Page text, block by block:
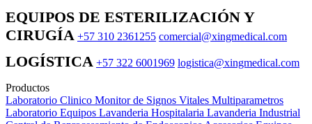
EQUIPOS DE ESTERILIZACIÓN Y
CIRUGÍA +57 310 2361255 comercial@xingmedical.com
LOGÍSTICA +57 322 6001969 logistica@xingmedical.com
Productos
Laboratorio Clinico Monitor de Signos Vitales Multiparametros
Laboratorio Equipos Lavanderia Hospitalaria Lavanderia Industrial